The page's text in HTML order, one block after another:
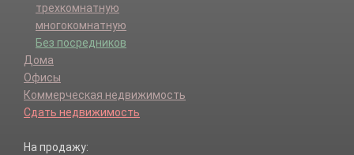
трехкомнатную
многокомнатную
Без посредников
Дома
Офисы
Коммерческая недвижимость
Сдать недвижимость
На продажу: